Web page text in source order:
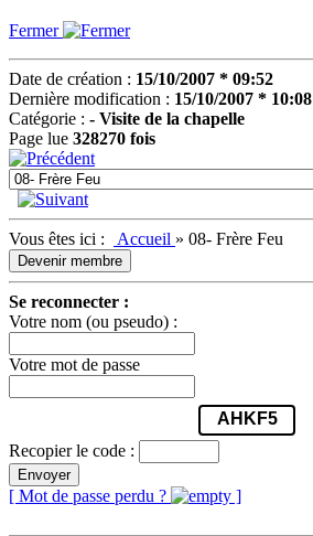
Fermer
Date de création : 15/10/2007 * 09:52
Dernière modification : 15/10/2007 * 10:08
Catégorie : - Visite de la chapelle
Page lue 328270 fois
Vous êtes ici : Accueil » 08- Frère Feu
Devenir membre
Se reconnecter :
Votre nom (ou pseudo) :
Votre mot de passe
AHKF5
Recopier le code :
Envoyer
[ Mot de passe perdu ? ]